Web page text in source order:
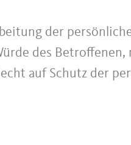
der
des Betroffenen,
auf Schutz der